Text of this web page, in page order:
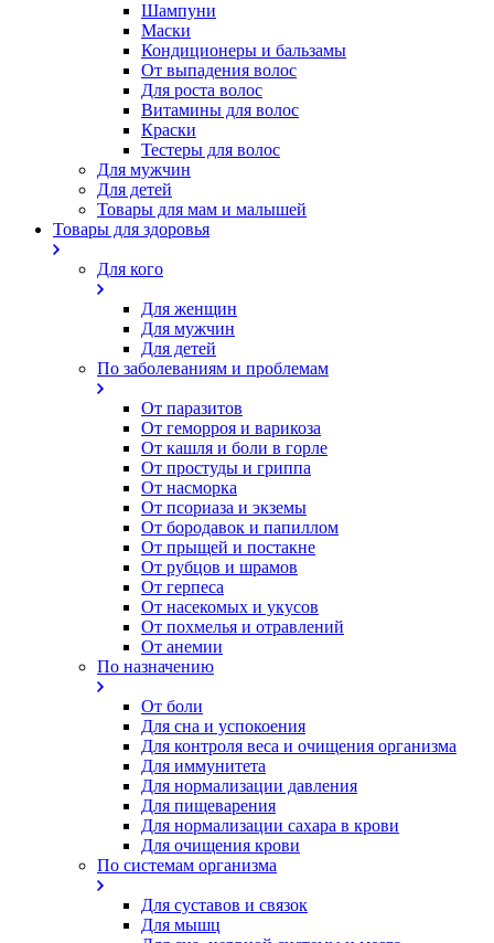
Шампуни
Маски
Кондиционеры и бальзамы
От выпадения волос
Для роста волос
Витамины для волос
Краски
Тестеры для волос
Для мужчин
Для детей
Товары для мам и малышей
Товары для здоровья
Для кого
Для женщин
Для мужчин
Для детей
По заболеваниям и проблемам
От паразитов
Oт геморроя и варикоза
От кашля и боли в горле
От простуды и гриппа
От насморка
Oт псориаза и экземы
От бородавок и папиллом
От прыщей и постакне
От рубцов и шрамов
От герпеса
От насекомых и укусов
От похмелья и отравлений
От анемии
По назначению
От боли
Для сна и успокоения
Для контроля веса и очищения организма
Для иммунитета
Для нормализации давления
Для пищеварения
Для нормализации сахара в крови
Для очищения крови
По системам организма
Для суставов и связок
Для мышц